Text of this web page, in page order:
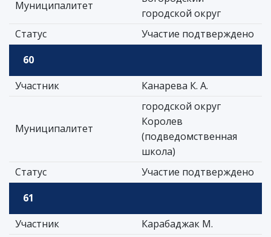
Муниципалитет
городской округ
Статус
Участие подтверждено
60
Участник
Канарева К. А.
Муниципалитет
городской округ
Королев
(подведомственная
школа)
Статус
Участие подтверждено
61
Участник
Карабаджак М.